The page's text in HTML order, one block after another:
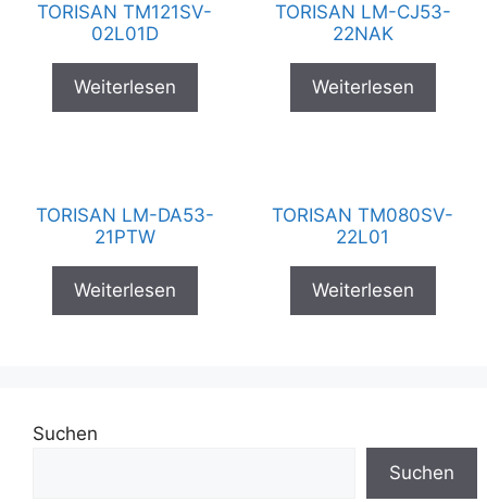
TORISAN TM121SV-
02L01D
Weiterlesen
TORISAN LM-CJ53-
22NAK
Weiterlesen
TORISAN LM-DA53-
21PTW
Weiterlesen
TORISAN TM080SV-
22L01
Weiterlesen
Suchen
Suchen